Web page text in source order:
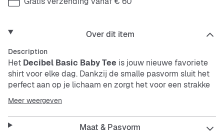
Over dit item
Description
Het Decibel Basic Baby Tee is jouw nieuwe favoriete
shirt voor elke dag. Dankzij de smalle pasvorm sluit het
perfect aan op je lichaam en zorgt het voor een strakke
look. Dit witte shirt met korte mouwen is ademend,
makkelijk in onderhoud en stevig – ideaal voor elke
situatie.
Meer weergeven
Maat & Pasvorm